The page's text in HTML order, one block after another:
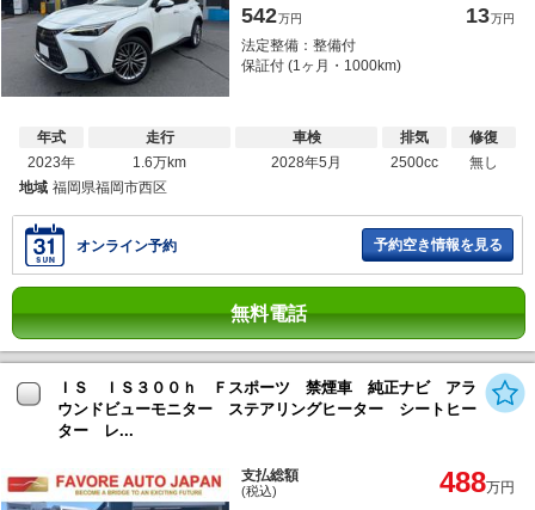
542万円 13万円
法定整備：整備付
保証付 (1ヶ月・1000km)
年式
2023年
走行
1.6万km
車検
2028年5月
排気
2500cc
修復
無し
地域 福岡県福岡市西区
オンライン予約 予約空き情報を見る
無料電話
ＩＳ ＩＳ３００ｈ Ｆスポーツ 禁煙車 純正ナビ アラ
ウンドビューモニター ステアリングヒーター シートヒー
ター レ...
支払総額
(税込) 488万円